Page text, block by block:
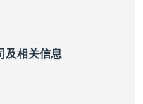
及相关信息